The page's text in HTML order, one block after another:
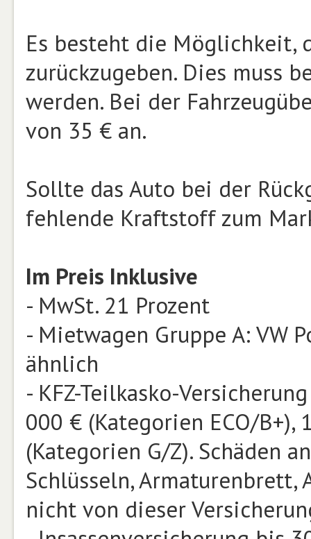
Es besteht die Möglichkeit,
zurückzugeben. Dies muss
werden. Bei der
von 35 € an.
Sollte das Auto bei der
fehlende Kraftstoff zum
Im Preis Inklusive
- MwSt. 21 Prozent
- Mietwagen Gruppe A: VW
ähnlich
- KFZ-Teilkasko-
000 € (Kategorien ECO/
(Kategorien G/Z). Schäden
Schlüsseln,
nicht von dieser